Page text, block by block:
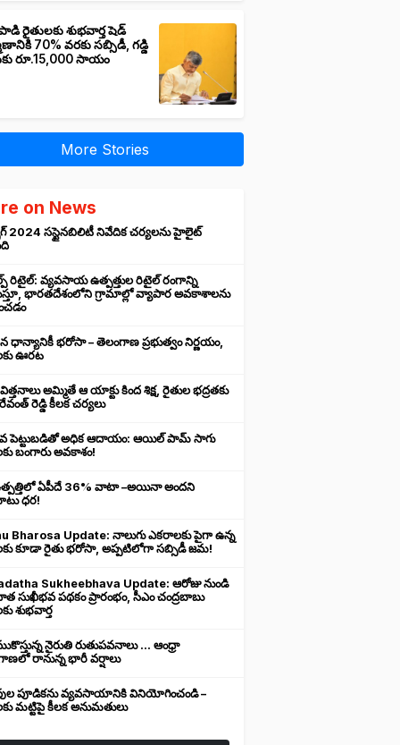
రైతులకు శుభవార్త షెడ్
70% వరకు సబ్సిడీ, గడ్డి
రూ.15,000 సాయం
More Stories
on News
2024 సస్టైనబిలిటీ నివేదిక చర్యలను హైలైట్
రిటైల్: వ్యవసాయ ఉత్పత్తుల రిటైల్ రంగాన్ని
భారతదేశంలోని గ్రామాల్లో వ్యాపార అవకాశాలను
ధాన్యానికీ భరోసా – తెలంగాణ ప్రభుత్వం నిర్ణయం,
ఊరట
అమ్మితే ఆ యాక్టు కింద శిక్ష, రైతుల భద్రతకు
రెడ్డి కీలక చర్యలు
పెట్టుబడితో అధిక ఆదాయం: ఆయిల్ పామ్ సాగు
బంగారు అవకాశం!
ఏపీదే 36% వాటా –అయినా అందని
ధర!
Bharosa Update: నాలుగు ఎకరాలకు పైగా ఉన్న
కూడా రైతు భరోసా, అప్పటిలోగా సబ్సిడీ జమ!
Sukheebhava Update: ఆరోజు నుండి
సుఖీభవ పథకం ప్రారంభం, సీఎం చంద్రబాబు
శుభవార్త
నైరుతి రుతుపవనాలు ... ఆంధ్రా
రానున్న భారీ వర్షాలు
పూడికను వ్యవసాయానికి వినియోగించండి –
మట్టిపై కీలక అనుమతులు